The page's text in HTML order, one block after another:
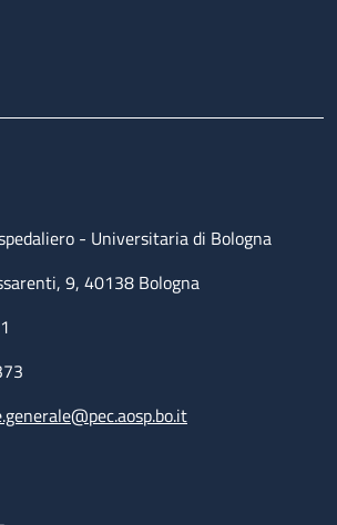
- Universitaria di Bologna
9, 40138 Bologna